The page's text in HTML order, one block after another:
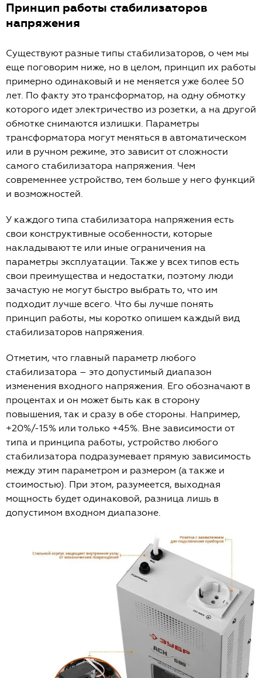
Принцип работы стабилизаторов
напряжения
Существуют разные типы стабилизаторов, о чем мы
еще поговорим ниже, но в целом, принцип их работы
примерно одинаковый и не меняется уже более 50
лет. По факту это трансформатор, на одну обмотку
которого идет электричество из розетки, а на другой
обмотке снимаются излишки. Параметры
трансформатора могут меняться в автоматическом
или в ручном режиме, это зависит от сложности
самого стабилизатора напряжения. Чем
современнее устройство, тем больше у него функций
и возможностей.
У каждого типа стабилизатора напряжения есть
свои конструктивные особенности, которые
накладывают те или иные ограничения на
параметры эксплуатации. Также у всех типов есть
свои преимущества и недостатки, поэтому люди
зачастую не могут быстро выбрать то, что им
подходит лучше всего. Что бы лучше понять
принцип работы, мы коротко опишем каждый вид
стабилизаторов напряжения.
Отметим, что главный параметр любого
стабилизатора – это допустимый диапазон
изменения входного напряжения. Его обозначают в
процентах и он может быть как в сторону
повышения, так и сразу в обе стороны. Например,
+20%/-15% или только +45%. Вне зависимости от
типа и принципа работы, устройство любого
стабилизатора подразумевает прямую зависимость
между этим параметром и размером (а также и
стоимостью). При этом, разумеется, выходная
мощность будет одинаковой, разница лишь в
допустимом входном диапазоне.